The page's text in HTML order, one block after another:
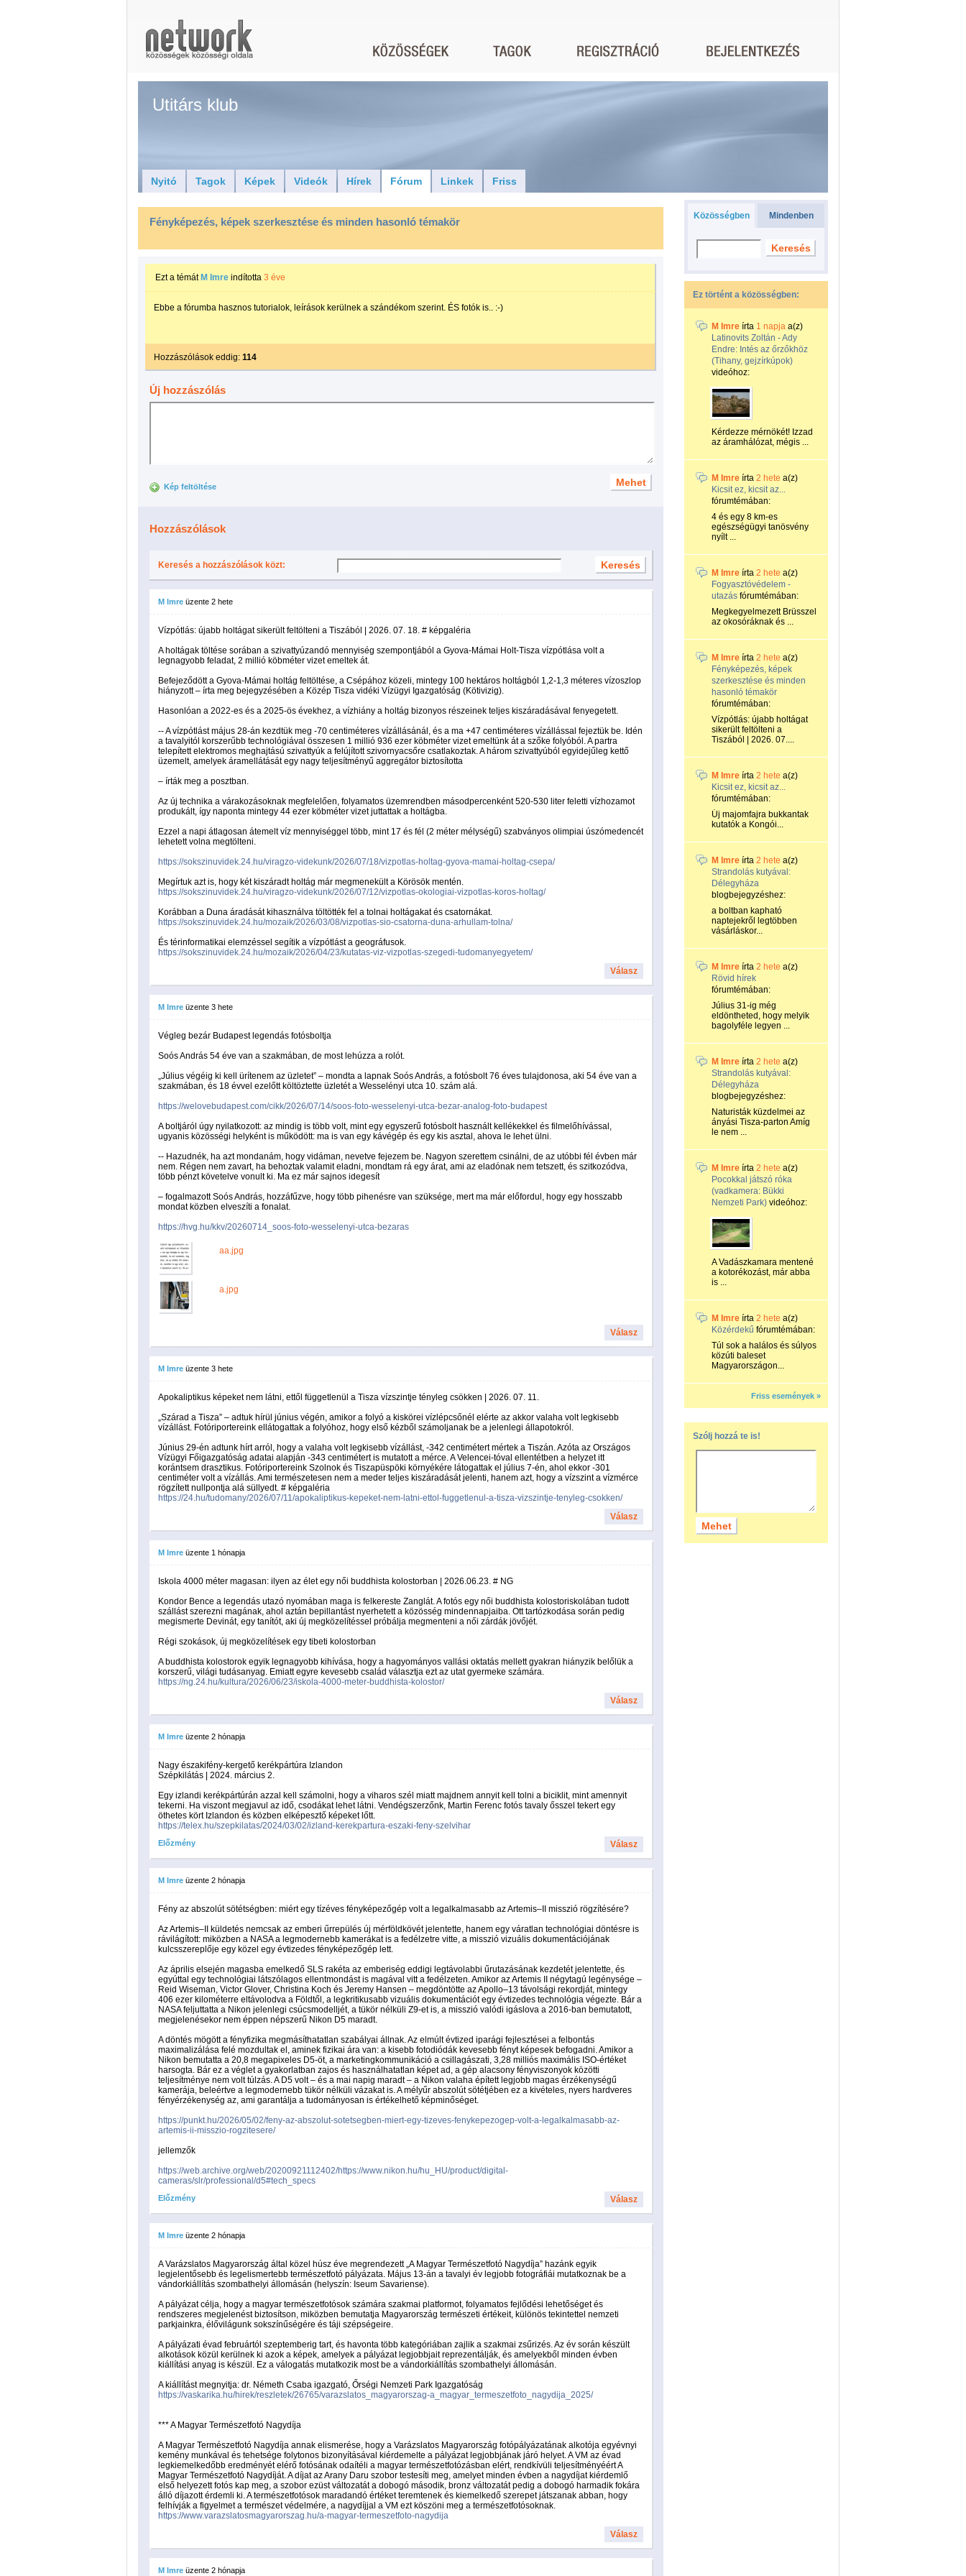
Utitárs klub
Nyitó Tagok Képek Videók Hírek Fórum Linkek Friss
Fényképezés, képek szerkesztése és minden hasonló témakör
Ezt a témát M Imre indította 3 éve
Ebbe a fórumba hasznos tutorialok, leírások kerülnek a szándékom szerint. ÉS fotók is.. :-)
Hozzászólások eddig: 114
Új hozzászólás
Kép feltöltése
Hozzászólások
Keresés a hozzászólások közt:
M Imre üzente 2 hete
Vízpótlás: újabb holtágat sikerült feltölteni a Tiszából | 2026. 07. 18. # képgaléria
A holtágak töltése sorában a szivattyúzandó mennyiség szempontjából a Gyova-Mámai Holt-Tisza vízpótlása volt a
legnagyobb feladat, 2 millió köbméter vizet emeltek át.
Befejeződött a Gyova-Mámai holtág feltöltése, a Csépához közeli, mintegy 100 hektáros holtágból 1,2-1,3 méteres vízoszlop
hiányzott – írta meg bejegyzésében a Közép Tisza vidéki Vízügyi Igazgatóság (Kötivizig).
Hasonlóan a 2022-es és a 2025-ös évekhez, a vízhiány a holtág bizonyos részeinek teljes kiszáradásával fenyegetett.
-- A vízpótlást május 28-án kezdtük meg -70 centiméteres vízállásánál, és a ma +47 centiméteres vízállással fejeztük be. Idén
a tavalyitól korszerűbb technológiával összesen 1 millió 936 ezer köbméter vizet emeltünk át a szőke folyóból. A partra
telepített elektromos meghajtású szivattyúk a felújított szivornyacsőre csatlakoztak. A három szivattyúból egyidejűleg kettő
üzemelt, amelyek áramellátását egy nagy teljesítményű aggregátor biztosította
– írták meg a posztban.
Az új technika a várakozásoknak megfelelően, folyamatos üzemrendben másodpercenként 520-530 liter feletti vízhozamot
produkált, így naponta mintegy 44 ezer köbméter vizet juttattak a holtágba.
Ezzel a napi átlagosan átemelt víz mennyiséggel több, mint 17 és fél (2 méter mélységű) szabványos olimpiai úszómedencét
lehetett volna megtölteni.
https://sokszinuvidek.24.hu/viragzo-videkunk/2026/07/18/vizpotlas-holtag-gyova-mamai-holtag-csepa/
Megírtuk azt is, hogy két kiszáradt holtág már megmenekült a Körösök mentén.
https://sokszinuvidek.24.hu/viragzo-videkunk/2026/07/12/vizpotlas-okologiai-vizpotlas-koros-holtag/
Korábban a Duna áradását kihasználva töltötték fel a tolnai holtágakat és csatornákat.
https://sokszinuvidek.24.hu/mozaik/2026/03/08/vizpotlas-sio-csatorna-duna-arhullam-tolna/
És térinformatikai elemzéssel segítik a vízpótlást a geográfusok.
https://sokszinuvidek.24.hu/mozaik/2026/04/23/kutatas-viz-vizpotlas-szegedi-tudomanyegyetem/
Válasz
M Imre üzente 3 hete
Végleg bezár Budapest legendás fotósboltja
Soós András 54 éve van a szakmában, de most lehúzza a rolót.
„Július végéig ki kell ürítenem az üzletet” – mondta a lapnak Soós András, a fotósbolt 76 éves tulajdonosa, aki 54 éve van a
szakmában, és 18 évvel ezelőtt költöztette üzletét a Wesselényi utca 10. szám alá.
https://welovebudapest.com/cikk/2026/07/14/soos-foto-wesselenyi-utca-bezar-analog-foto-budapest
A boltjáról úgy nyilatkozott: az mindig is több volt, mint egy egyszerű fotósbolt használt kellékekkel és filmelőhívással,
ugyanis közösségi helyként is működött: ma is van egy kávégép és egy kis asztal, ahova le lehet ülni.
-- Hazudnék, ha azt mondanám, hogy vidáman, nevetve fejezem be. Nagyon szerettem csinálni, de az utóbbi fél évben már
nem. Régen nem zavart, ha behoztak valamit eladni, mondtam rá egy árat, ami az eladónak nem tetszett, és szitkozódva,
több pénzt követelve vonult ki. Ma ez már sajnos idegesít
– fogalmazott Soós András, hozzáfűzve, hogy több pihenésre van szüksége, mert ma már előfordul, hogy egy hosszabb
mondat közben elveszíti a fonalat.
https://hvg.hu/kkv/20260714_soos-foto-wesselenyi-utca-bezaras
aa.jpg
a.jpg
Válasz
M Imre üzente 3 hete
Apokaliptikus képeket nem látni, ettől függetlenül a Tisza vízszintje tényleg csökken | 2026. 07. 11.
„Szárad a Tisza” – adtuk hírül június végén, amikor a folyó a kiskörei vízlépcsőnél elérte az akkor valaha volt legkisebb
vízállást. Fotóriportereink ellátogattak a folyóhoz, hogy első kézből számoljanak be a jelenlegi állapotokról.
Június 29-én adtunk hírt arról, hogy a valaha volt legkisebb vízállást, -342 centimétert mértek a Tiszán. Azóta az Országos
Vízügyi Főigazgatóság adatai alapján -343 centimétert is mutatott a mérce. A Velencei-tóval ellentétben a helyzet itt
korántsem drasztikus. Fotóriportereink Szolnok és Tiszapüspöki környékére látogattak el július 7-én, ahol ekkor -301
centiméter volt a vízállás. Ami természetesen nem a meder teljes kiszáradását jelenti, hanem azt, hogy a vízszint a vízmérce
rögzített nullpontja alá süllyedt. # képgaléria
https://24.hu/tudomany/2026/07/11/apokaliptikus-kepeket-nem-latni-ettol-fuggetlenul-a-tisza-vizszintje-tenyleg-csokken/
Válasz
M Imre üzente 1 hónapja
Iskola 4000 méter magasan: ilyen az élet egy női buddhista kolostorban | 2026.06.23. # NG
Kondor Bence a legendás utazó nyomában maga is felkereste Zanglát. A fotós egy női buddhista kolostoriskolában tudott
szállást szerezni magának, ahol aztán bepillantást nyerhetett a közösség mindennapjaiba. Ott tartózkodása során pedig
megismerte Devinát, egy tanítót, aki új megközelítéssel próbálja megmenteni a női zárdák jövőjét.
Régi szokások, új megközelítések egy tibeti kolostorban
A buddhista kolostorok egyik legnagyobb kihívása, hogy a hagyományos vallási oktatás mellett gyakran hiányzik belőlük a
korszerű, világi tudásanyag. Emiatt egyre kevesebb család választja ezt az utat gyermeke számára.
https://ng.24.hu/kultura/2026/06/23/iskola-4000-meter-buddhista-kolostor/
Válasz
M Imre üzente 2 hónapja
Nagy északifény-kergető kerékpártúra Izlandon
Szépkilátás | 2024. március 2.
Egy izlandi kerékpártúrán azzal kell számolni, hogy a viharos szél miatt majdnem annyit kell tolni a biciklit, mint amennyit
tekerni. Ha viszont megjavul az idő, csodákat lehet látni. Vendégszerzőnk, Martin Ferenc fotós tavaly ősszel tekert egy
öthetes kört Izlandon és közben elképesztő képeket lőtt.
https://telex.hu/szepkilatas/2024/03/02/izland-kerekpartura-eszaki-feny-szelvihar
Előzmény Válasz
M Imre üzente 2 hónapja
Fény az abszolút sötétségben: miért egy tízéves fényképezőgép volt a legalkalmasabb az Artemis–II misszió rögzítésére?
Az Artemis–II küldetés nemcsak az emberi űrrepülés új mérföldkövét jelentette, hanem egy váratlan technológiai döntésre is
rávilágított: miközben a NASA a legmodernebb kamerákat is a fedélzetre vitte, a misszió vizuális dokumentációjának
kulcsszereplője egy közel egy évtizedes fényképezőgép lett.
Az április elsején magasba emelkedő SLS rakéta az emberiség eddigi legtávolabbi űrutazásának kezdetét jelentette, és
egyúttal egy technológiai látszólagos ellentmondást is magával vitt a fedélzeten. Amikor az Artemis II négytagú legénysége –
Reid Wiseman, Victor Glover, Christina Koch és Jeremy Hansen – megdöntötte az Apollo–13 távolsági rekordját, mintegy
406 ezer kilométerre eltávolodva a Földtől, a legkritikusabb vizuális dokumentációt egy évtizedes technológia végezte. Bár a
NASA feljuttatta a Nikon jelenlegi csúcsmodelljét, a tükör nélküli Z9-et is, a misszió valódi igáslova a 2016-ban bemutatott,
megjelenésekor nem éppen népszerű Nikon D5 maradt.
A döntés mögött a fényfizika megmásíthatatlan szabályai állnak. Az elmúlt évtized iparági fejlesztései a felbontás
maximalizálása felé mozdultak el, aminek fizikai ára van: a kisebb fotodiódák kevesebb fényt képesek befogadni. Amikor a
Nikon bemutatta a 20,8 megapixeles D5-öt, a marketingkommunikáció a csillagászati, 3,28 milliós maximális ISO-értéket
harsogta. Bár ez a véglet a gyakorlatban zajos és használhatatlan képet ad, a gép alacsony fényviszonyok közötti
teljesítménye nem volt túlzás. A D5 volt – és a mai napig maradt – a Nikon valaha épített legjobb magas érzékenységű
kamerája, beleértve a legmodernebb tükör nélküli vázakat is. A mélyűr abszolút sötétjében ez a kivételes, nyers hardveres
fényérzékenység az, ami garantálja a tudományosan is értékelhető képminőséget.
https://punkt.hu/2026/05/02/feny-az-abszolut-sotetsegben-miert-egy-tizeves-fenykepezogep-volt-a-legalkalmasabb-az-
artemis-ii-misszio-rogzitesere/
jellemzők
https://web.archive.org/web/20200921112402/https://www.nikon.hu/hu_HU/product/digital-
cameras/slr/professional/d5#tech_specs
Előzmény Válasz
M Imre üzente 2 hónapja
A Varázslatos Magyarország által közel húsz éve megrendezett „A Magyar Természetfotó Nagydíja” hazánk egyik
legjelentősebb és legelismertebb természetfotó pályázata. Május 13-án a tavalyi év legjobb fotográfiái mutatkoznak be a
vándorkiállítás szombathelyi állomásán (helyszín: Iseum Savariense).
A pályázat célja, hogy a magyar természetfotósok számára szakmai platformot, folyamatos fejlődési lehetőséget és
rendszeres megjelenést biztosítson, miközben bemutatja Magyarország természeti értékeit, különös tekintettel nemzeti
parkjainkra, élővilágunk sokszínűségére és táji szépségeire.
A pályázati évad februártól szeptemberig tart, és havonta több kategóriában zajlik a szakmai zsűrizés. Az év során készült
alkotások közül kerülnek ki azok a képek, amelyek a pályázat legjobbjait reprezentálják, és amelyekből minden évben
kiállítási anyag is készül. Ez a válogatás mutatkozik most be a vándorkiállítás szombathelyi állomásán.
A kiállítást megnyitja: dr. Németh Csaba igazgató, Őrségi Nemzeti Park Igazgatóság
https://vaskarika.hu/hirek/reszletek/26765/varazslatos_magyarorszag-a_magyar_termeszetfoto_nagydija_2025/
*** A Magyar Természetfotó Nagydíja
A Magyar Természetfotó Nagydíja annak elismerése, hogy a Varázslatos Magyarország fotópályázatának alkotója egyévnyi
kemény munkával és tehetsége folytonos bizonyításával kiérdemelte a pályázat legjobbjának járó helyet. A VM az évad
legkiemelkedőbb eredményét elérő fotósának odaítéli a magyar természetfotózásban elért, rendkívüli teljesítményéért A
Magyar Természetfotó Nagydíját. A díjat az Arany Daru szobor testesíti meg, amelyet minden évben a nagydíjat kiérdemlő
első helyezett fotós kap meg, a szobor ezüst változatát a dobogó második, bronz változatát pedig a dobogó harmadik fokára
álló díjazott érdemli ki. A természetfotósok maradandó értéket teremtenek és kiemelkedő szerepet játszanak abban, hogy
felhívják a figyelmet a természet védelmére, a nagydíjjal a VM ezt köszöni meg a természetfotósoknak.
https://www.varazslatosmagyarorszag.hu/a-magyar-termeszetfoto-nagydija
Válasz
M Imre üzente 2 hónapja
Közösségben Mindenben
Ez történt a közösségben:
M Imre írta 1 napja a(z)
Latinovits Zoltán - Ady
Endre: Intés az őrzőkhöz
(Tihany, gejzírkúpok)
videóhoz:
Kérdezze mérnökét! Izzad
az áramhálózat, mégis ...
M Imre írta 2 hete a(z)
Kicsit ez, kicsit az...
fórumtémában:
4 és egy 8 km-es
egészségügyi tanösvény
nyílt ...
M Imre írta 2 hete a(z)
Fogyasztóvédelem -
utazás fórumtémában:
Megkegyelmezett Brüsszel
az okosóráknak és ...
M Imre írta 2 hete a(z)
Fényképezés, képek
szerkesztése és minden
hasonló témakör
fórumtémában:
Vízpótlás: újabb holtágat
sikerült feltölteni a
Tiszából | 2026. 07....
M Imre írta 2 hete a(z)
Kicsit ez, kicsit az...
fórumtémában:
Új majomfajra bukkantak
kutatók a Kongói...
M Imre írta 2 hete a(z)
Strandolás kutyával:
Délegyháza
blogbejegyzéshez:
a boltban kapható
naptejekről legtöbben
vásárláskor...
M Imre írta 2 hete a(z)
Rövid hírek
fórumtémában:
Július 31-ig még
eldöntheted, hogy melyik
bagolyféle legyen ...
M Imre írta 2 hete a(z)
Strandolás kutyával:
Délegyháza
blogbejegyzéshez:
Naturisták küzdelmei az
ányási Tisza-parton Amíg
le nem ...
M Imre írta 2 hete a(z)
Pocokkal játszó róka
(vadkamera: Bükki
Nemzeti Park) videóhoz:
A Vadászkamara mentené
a kotorékozást, már abba
is ...
M Imre írta 2 hete a(z)
Közérdekű fórumtémában:
Túl sok a halálos és súlyos
közúti baleset
Magyarországon...
Friss események »
Szólj hozzá te is!